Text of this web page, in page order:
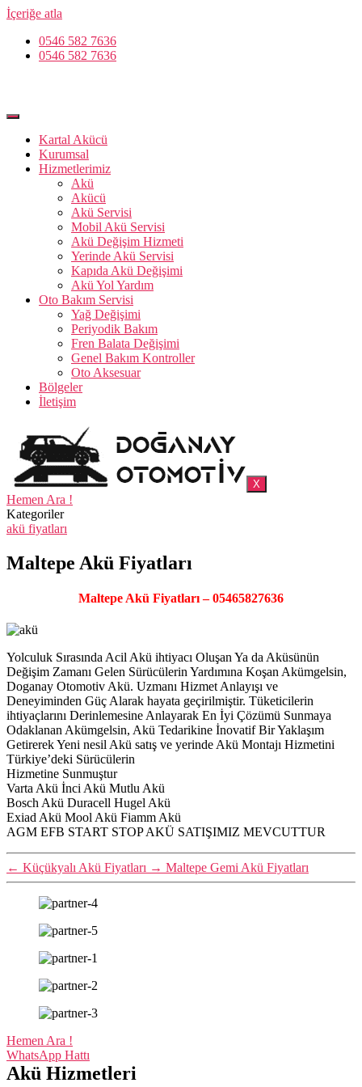
İçeriğe atla
0546 582 7636
0546 582 7636
Kartal Akücü
Kurumsal
Hizmetlerimiz
Akü
Akücü
Akü Servisi
Mobil Akü Servisi
Akü Değişim Hizmeti
Yerinde Akü Servisi
Kapıda Akü Değişimi
Akü Yol Yardım
Oto Bakım Servisi
Yağ Değişimi
Periyodik Bakım
Fren Balata Değişimi
Genel Bakım Kontroller
Oto Aksesuar
Bölgeler
İletişim
X
Hemen Ara !
Kategoriler
akü fiyatları
Maltepe Akü Fiyatları
Maltepe Akü Fiyatları – 05465827636
Yolculuk Sırasında Acil Akü ihtiyacı Oluşan Ya da Aküsünün
Değişim Zamanı Gelen Sürücülerin Yardımına Koşan Akümgelsin,
Doganay Otomotiv Akü. Uzmanı Hizmet Anlayışı ve
Deneyiminden Güç Alarak hayata geçirilmiştir. Tüketicilerin
ihtiyaçlarını Derinlemesine Anlayarak En İyi Çözümü Sunmaya
Odaklanan Akümgelsin, Akü Tedarikine İnovatif Bir Yaklaşım
Getirerek Yeni nesil Akü satış ve yerinde Akü Montajı Hizmetini
Türkiye’deki Sürücülerin
Hizmetine Sunmuştur
Varta Akü İnci Akü Mutlu Akü
Bosch Akü Duracell Hugel Akü
Exiad Akü Mool Akü Fiamm Akü
AGM EFB START STOP AKÜ SATIŞIMIZ MEVCUTTUR
← Küçükyalı Akü Fiyatları → Maltepe Gemi Akü Fiyatları
Hemen Ara !
WhatsApp Hattı
Akü Hizmetleri